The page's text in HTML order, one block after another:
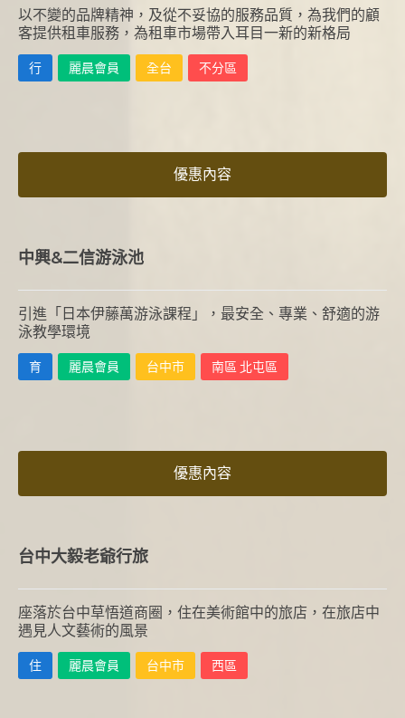
以不變的品牌精神，及從不妥協的服務品質，為我們的顧
客提供租車服務，為租車市場帶入耳目一新的新格局
行 麗晨會員 全台 不分區
優惠內容
中興&二信游泳池
引進「日本伊藤萬游泳課程」，最安全、專業、舒適的游
泳教學環境
育 麗晨會員 台中市 南區 北屯區
優惠內容
台中大毅老爺行旅
座落於台中草悟道商圈，住在美術館中的旅店，在旅店中
遇見人文藝術的風景
住 麗晨會員 台中市 西區